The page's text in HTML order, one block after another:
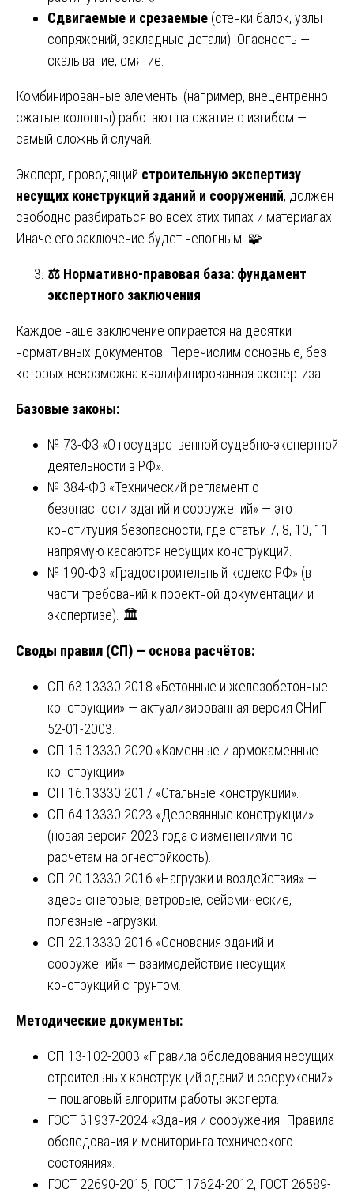
Сдвигаемые и срезаемые (стенки балок, узлы
сопряжений, закладные детали). Опасность —
скалывание, смятие.
Комбинированные элементы (например, внецентренно
сжатые колонны) работают на сжатие с изгибом —
самый сложный случай.
Эксперт, проводящий строительную экспертизу
несущих конструкций зданий и сооружений, должен
свободно разбираться во всех этих типах и материалах.
Иначе его заключение будет неполным. 🧩
⚖️ Нормативно-правовая база: фундамент
экспертного заключения
Каждое наше заключение опирается на десятки
нормативных документов. Перечислим основные, без
которых невозможна квалифицированная экспертиза.
Базовые законы:
№ 73-ФЗ «О государственной судебно-экспертной
деятельности в РФ».
№ 384-ФЗ «Технический регламент о
безопасности зданий и сооружений» — это
конституция безопасности, где статьи 7, 8, 10, 11
напрямую касаются несущих конструкций.
№ 190-ФЗ «Градостроительный кодекс РФ» (в
части требований к проектной документации и
экспертизе). 🏛️
Своды правил (СП) — основа расчётов:
СП 63.13330.2018 «Бетонные и железобетонные
конструкции» — актуализированная версия СНиП
52-01-2003.
СП 15.13330.2020 «Каменные и армокаменные
конструкции».
СП 16.13330.2017 «Стальные конструкции».
СП 64.13330.2023 «Деревянные конструкции»
(новая версия 2023 года с изменениями по
расчётам на огнестойкость).
СП 20.13330.2016 «Нагрузки и воздействия» —
здесь снеговые, ветровые, сейсмические,
полезные нагрузки.
СП 22.13330.2016 «Основания зданий и
сооружений» — взаимодействие несущих
конструкций с грунтом.
Методические документы:
СП 13-102-2003 «Правила обследования несущих
строительных конструкций зданий и сооружений»
— пошаговый алгоритм работы эксперта.
ГОСТ 31937-2024 «Здания и сооружения. Правила
обследования и мониторинга технического
состояния».
ГОСТ 22690-2015, ГОСТ 17624-2012, ГОСТ 26589-